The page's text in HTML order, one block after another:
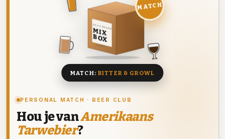
PERSONAL MATCH · BEER CLUB
Hou je vanAmerikaans
Tarwebier?
DEZE MAAND
MIX
BOX
8 BIEREN
MATCH
MATCH: BITTER & GROWL